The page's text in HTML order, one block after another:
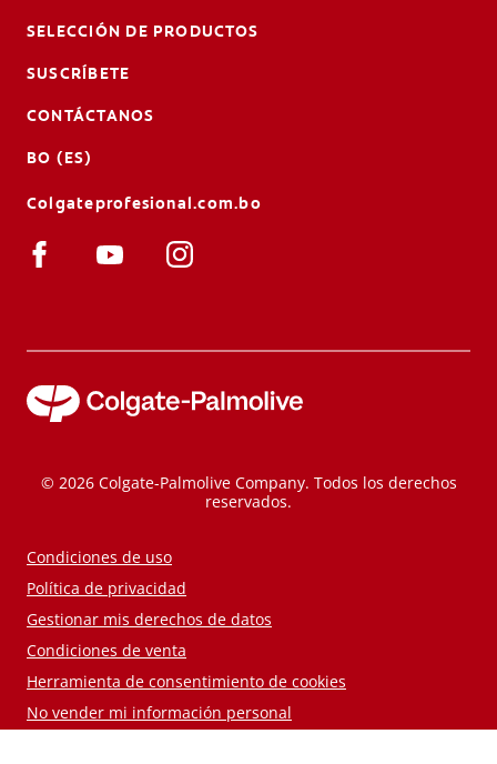
SELECCIÓN DE PRODUCTOS
SUSCRÍBETE
CONTÁCTANOS
BO (ES)
Colgateprofesional.com.bo
© 2026 Colgate-Palmolive Company. Todos los derechos
reservados.
Condiciones de uso
Política de privacidad
Gestionar mis derechos de datos
Condiciones de venta
Herramienta de consentimiento de cookies
No vender mi información personal